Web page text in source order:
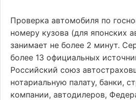
Проверка автомобиля по
номеру кузова (для японских
занимает не более 2 минут.
более 13 официальных
Российский союз
нотариальную палату, банки,
компании, автодилеров,